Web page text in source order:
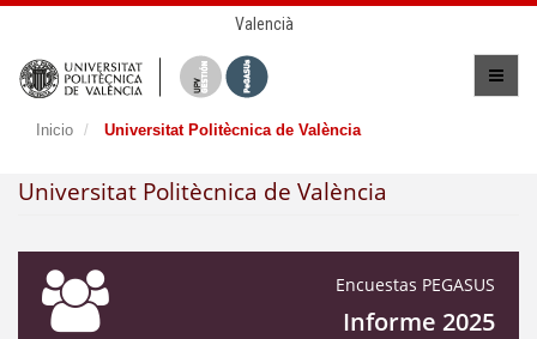
Valencià
Inicio Universitat Politècnica de València
Universitat Politècnica de València
Encuestas PEGASUS
Informe 2025